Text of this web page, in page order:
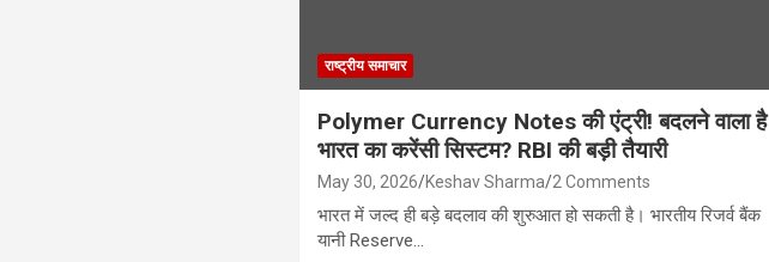
राष्ट्रीय समाचार
Polymer Currency Notes की एंट्री! बदलने वाला है
भारत का करेंसी सिस्टम? RBI की बड़ी तैयारी
May 30, 2026 Keshav Sharma 2 Comments
भारत में जल्द ही बड़े बदलाव की शुरुआत हो सकती है। भारतीय रिजर्व बैंक
यानी Reserve…